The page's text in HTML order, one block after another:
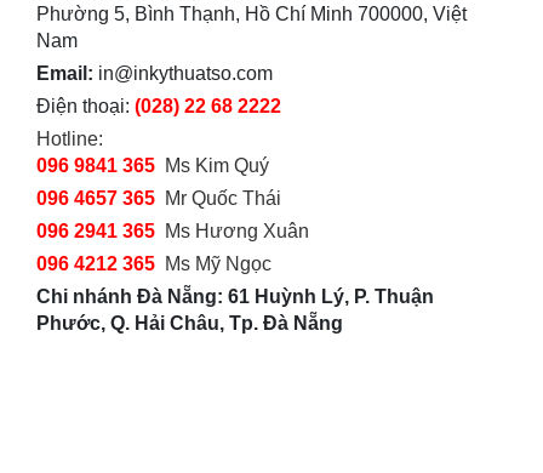
Phường 5, Bình Thạnh, Hồ Chí Minh 700000, Việt
Nam
Email: in@inkythuatso.com
Điện thoại: (028) 22 68 2222
Hotline:
096 9841 365 Ms Kim Quý
096 4657 365 Mr Quốc Thái
096 2941 365 Ms Hương Xuân
096 4212 365 Ms Mỹ Ngọc
Chi nhánh Đà Nẵng: 61 Huỳnh Lý, P. Thuận
Phước, Q. Hải Châu, Tp. Đà Nẵng